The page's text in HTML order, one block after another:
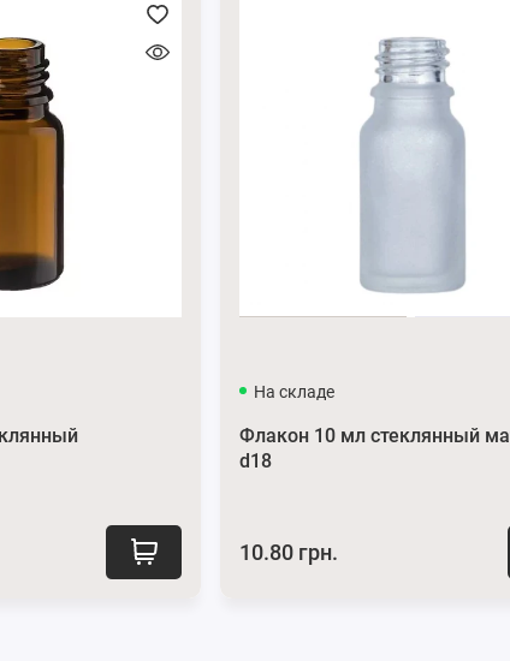
На складе
Флакон 10 мл стеклянный
d18
10.80 грн.